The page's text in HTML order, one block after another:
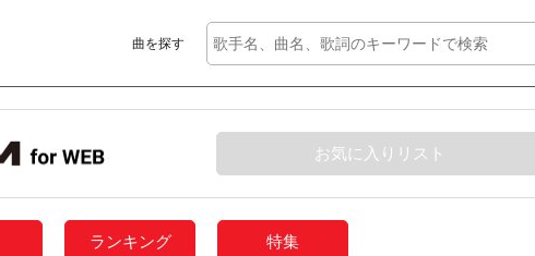
曲を探す
お気に入りリスト
ランキング 特集